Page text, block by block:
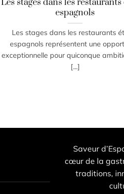
Les stages dans les
espagnols
Les stages dans les restaurants
espagnols représentent une
exceptionnelle pour quiconque
[...]
Saveur
cœur de la
traditions,